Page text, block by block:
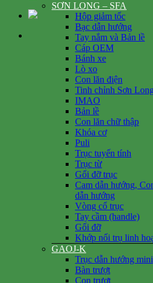
SƠN LONG – SFA
Hộp giảm tốc
Bạc dẫn hướng
Tay nắm và Bản lề
Cáp OEM
Bánh xe
Lò xo
Con lăn điện
Tinh chỉnh Sơn Long
IMAO
Bản lề
Con lăn chữ thập
Khóa cơ
Puli
Trục tuyến tính
Trục từ
Gối đỡ trục
Cam dẫn hướng,
dẫn hướng
Vòng cổ trục
Tay cầm (handle)
Gối đỡ
Khớp nối trụ linh
GAOJ-K
Trục dẫn hướng mini
Bàn trượt
Con trượt